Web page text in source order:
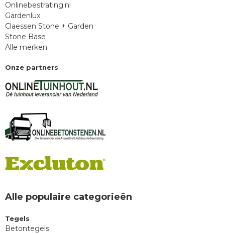
Onlinebestrating.nl
Gardenlux
Claessen Stone + Garden
Stone Base
Alle merken
Onze partners
Alle populaire categorieën
Tegels
Betontegels